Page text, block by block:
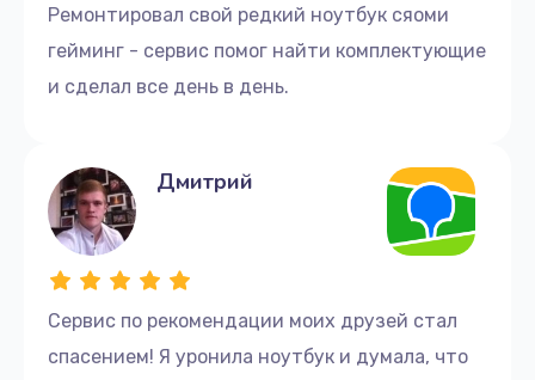
Ремонтировал свой редкий ноутбук сяоми
гейминг - сервис помог найти комплектующие
и сделал все день в день.
Сервис по рекомендации моих друзей стал
спасением! Я уронила ноутбук и думала, что
Дмитрий